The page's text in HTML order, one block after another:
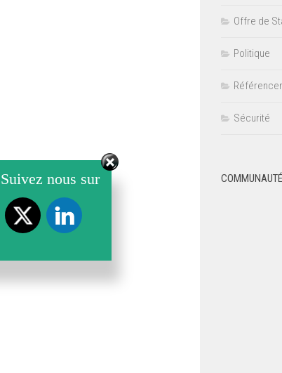
Offre de
Politique
Sécurité
COMMUNAUTÉ
nous sur